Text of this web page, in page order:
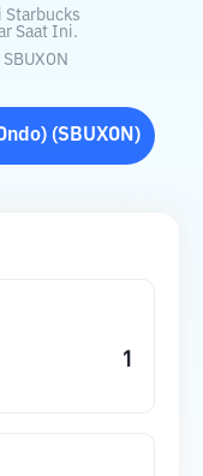
Starbucks
Saat Ini.
SBUXON
(SBUXON )